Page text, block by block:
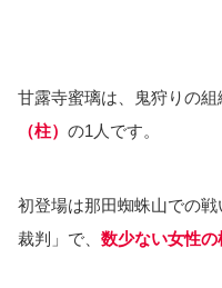
甘露寺蜜璃は、鬼狩りの
（柱） の1人です。
初登場は那田蜘蛛山での
裁判」で、 数少ない女性の